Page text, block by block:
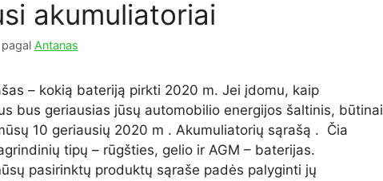
akumuliatoriai
pagal Antanas
– kokią bateriją pirkti 2020 m. Jei įdomu, kaip
bus geriausias jūsų automobilio energijos šaltinis, būtinai
10 geriausių 2020 m . Akumuliatorių sąrašą . Čia
tipų – rūgšties, gelio ir AGM – baterijas.
pasirinktų produktų sąraše padės palyginti jų